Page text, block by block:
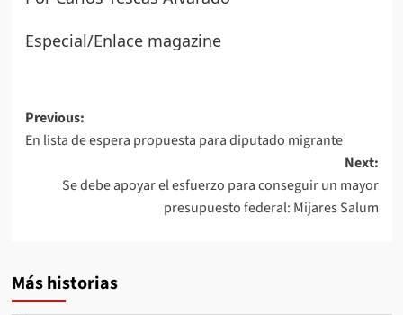
Especial/Enlace magazine
Post
navigation
Previous:
En lista de espera propuesta para diputado migrante
Next:
Se debe apoyar el esfuerzo para conseguir un mayor
presupuesto federal: Mijares Salum
Más historias